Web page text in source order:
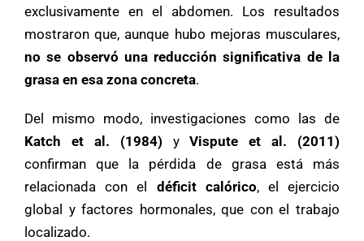
exclusivamente en el abdomen. Los resultados
mostraron que, aunque hubo mejoras musculares,
no se observó una reducción significativa de la
grasa en esa zona concreta.
Del mismo modo, investigaciones como las de
Katch et al. (1984) yVispute et al. (2011)
confirman que la pérdida de grasa está más
relacionada con el déficit calórico, el ejercicio
global y factores hormonales, que con el trabajo
localizado.